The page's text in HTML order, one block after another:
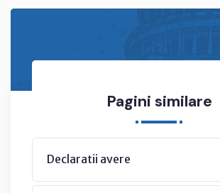
Pagini similare
Declaratii avere